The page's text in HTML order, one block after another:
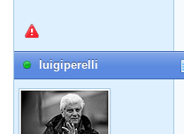
luigiperelli